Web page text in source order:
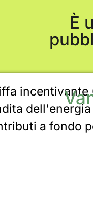
È
incentivante
a fondo